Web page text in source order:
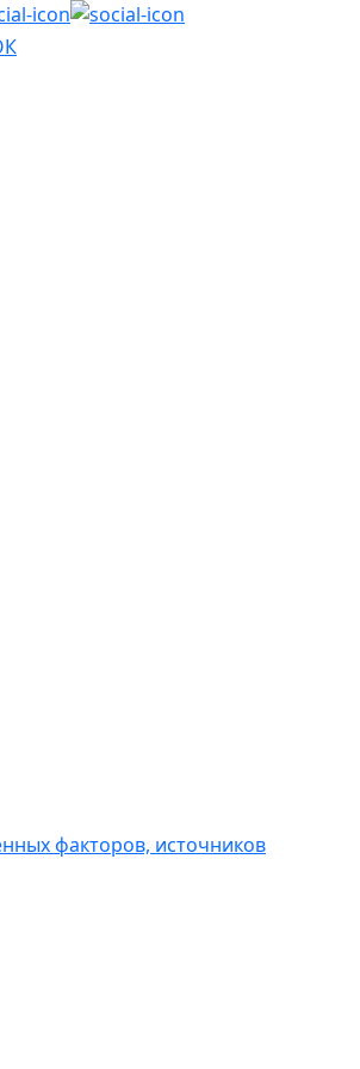
факторов, источников